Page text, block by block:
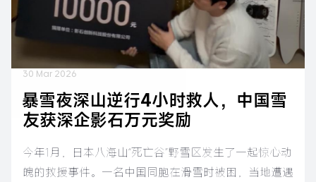
30 Mar 2026
暴雪夜深山逆行4小时救人，中国雪
友获深企影石万元奖励
今年1月，日本八海山“死亡谷”野雪区发生了一起惊心动
魄的救援事件。一名中国同胞在滑雪时被困，当地遭遇